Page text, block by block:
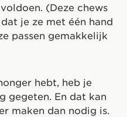
(Deze chews
je ze met één hand
passen gemakkelijk
hebt, heb je
gegeten. En dat kan
maken dan nodig is.